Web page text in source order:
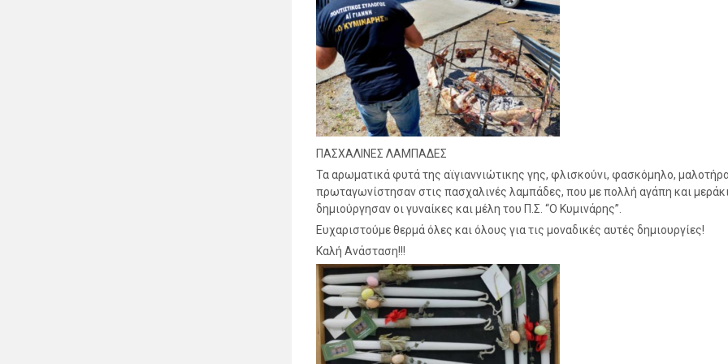
ΠΑΣΧΑΛΙΝΕΣ ΛΑΜΠΑΔΕΣ
Τα αρωματικά φυτά της αϊγιαννιώτικης γης, φλισκούνι, φασκόμηλο,
πρωταγωνίστησαν στις πασχαλινές λαμπάδες, που με πολλή αγάπη και
δημιούργησαν οι γυναίκες και μέλη του Π.Σ. “Ο Κυμινάρης”.
Ευχαριστούμε θερμά όλες και όλους για τις μοναδικές αυτές δημιουργίες!
Καλή Ανάσταση!!!